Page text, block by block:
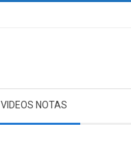
VIDEOS NOTAS